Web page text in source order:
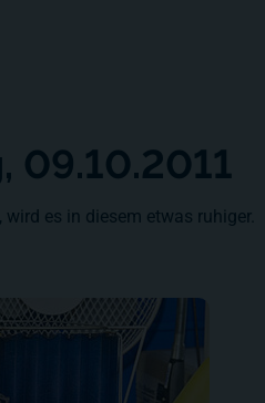
09.10.2011
es in diesem etwas ruhiger.